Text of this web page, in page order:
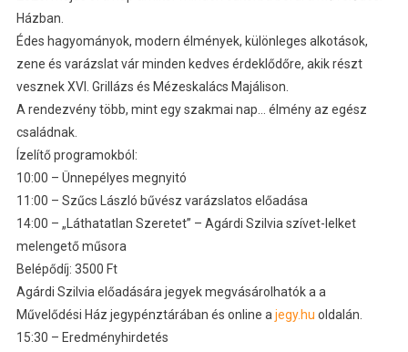
Házban.
Édes hagyományok, modern élmények, különleges alkotások,
zene és varázslat vár minden kedves érdeklődőre, akik részt
vesznek XVI. Grillázs és Mézeskalács Majálison.
A rendezvény több, mint egy szakmai nap… élmény az egész
családnak.
Ízelítő programokból:
10:00 – Ünnepélyes megnyitó
11:00 – Szűcs László bűvész varázslatos előadása
14:00 – „Láthatatlan Szeretet” – Agárdi Szilvia szívet-lelket
melengető műsora
Belépődíj: 3500 Ft
Agárdi Szilvia előadására jegyek megvásárolhatók a a
Művelődési Ház jegypénztárában és online a jegy.hu oldalán.
15:30 – Eredményhirdetés